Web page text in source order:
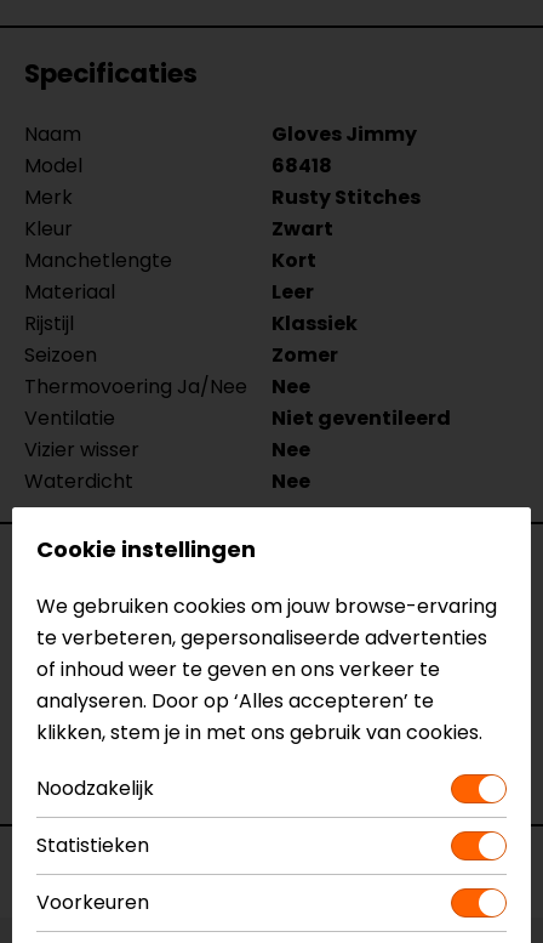
Specificaties
Naam
Gloves Jimmy
Model
68418
Merk
Rusty Stitches
Kleur
Zwart
Manchetlengte
Kort
Materiaal
Leer
Rijstijl
Klassiek
Seizoen
Zomer
Thermovoering Ja/Nee
Nee
Ventilatie
Niet geventileerd
Vizier wisser
Nee
Waterdicht
Nee
Reviews (1)
04-11-2023
geen toelichting gegeven
Voorraad
Cookie instellingen
We gebruiken cookies om jouw browse-ervaring
te verbeteren, gepersonaliseerde advertenties
of inhoud weer te geven en ons verkeer te
analyseren. Door op ‘Alles accepteren’ te
klikken, stem je in met ons gebruik van cookies.
Noodzakelijk
Statistieken
Voorkeuren